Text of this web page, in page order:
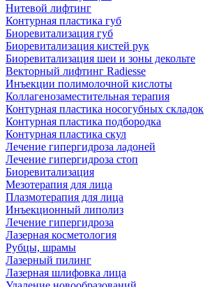
Нитевой лифтинг
Контурная пластика губ
Биоревитализация губ
Биоревитализация кистей рук
Биоревитализация шеи и зоны декольте
Векторный лифтинг Radiesse
Инъекции полимолочной кислоты
Коллагенозаместительная терапия
Контурная пластика носогубных складок
Контурная пластика подбородка
Контурная пластика скул
Лечение гипергидроза ладоней
Лечение гипергидроза стоп
Биоревитализация
Мезотерапия для лица
Плазмотерапия для лица
Инъекционный липолиз
Лечение гипергидроза
Лазерная косметология
Рубцы, шрамы
Лазерный пилинг
Лазерная шлифовка лица